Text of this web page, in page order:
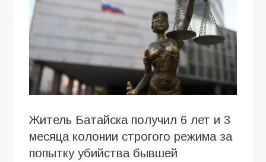
Житель Батайска получил 6 лет и 3
месяца колонии строгого режима за
попытку убийства бывшей